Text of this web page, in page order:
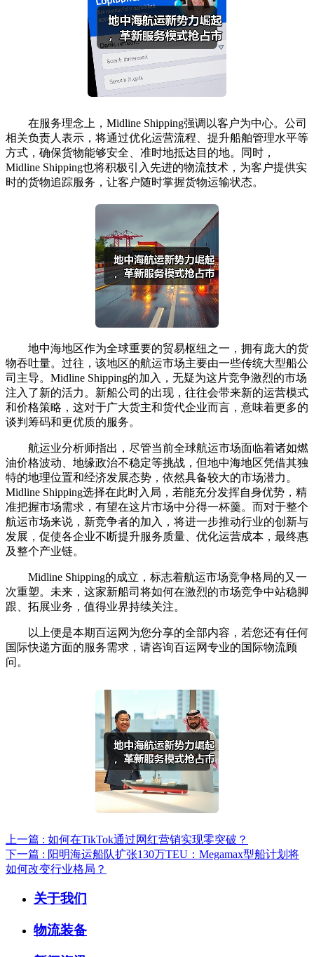
在服务理念上，Midline Shipping强调以客户为中心。公司
相关负责人表示，将通过优化运营流程、提升船舶管理水平等
方式，确保货物能够安全、准时地抵达目的地。同时，
Midline Shipping也将积极引入先进的物流技术，为客户提供实
时的货物追踪服务，让客户随时掌握货物运输状态。
地中海地区作为全球重要的贸易枢纽之一，拥有庞大的货
物吞吐量。过往，该地区的航运市场主要由一些传统大型船公
司主导。Midline Shipping的加入，无疑为这片竞争激烈的市场
注入了新的活力。新船公司的出现，往往会带来新的运营模式
和价格策略，这对于广大货主和货代企业而言，意味着更多的
谈判筹码和更优质的服务。
航运业分析师指出，尽管当前全球航运市场面临着诸如燃
油价格波动、地缘政治不稳定等挑战，但地中海地区凭借其独
特的地理位置和经济发展态势，依然具备较大的市场潜力。
Midline Shipping选择在此时入局，若能充分发挥自身优势，精
准把握市场需求，有望在这片市场中分得一杯羹。而对于整个
航运市场来说，新竞争者的加入，将进一步推动行业的创新与
发展，促使各企业不断提升服务质量、优化运营成本，最终惠
及整个产业链。
Midline Shipping的成立，标志着航运市场竞争格局的又一
次重塑。未来，这家新船司将如何在激烈的市场竞争中站稳脚
跟、拓展业务，值得业界持续关注。
以上便是本期百运网为您分享的全部内容，若您还有任何
国际快递方面的服务需求，请咨询百运网专业的国际物流顾
问。
上一篇 : 如何在TikTok通过网红营销实现零突破？
下一篇 : 阳明海运船队扩张130万TEU：Megamax型船计划将
如何改变行业格局？
关于我们
物流装备